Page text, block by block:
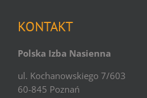
KONTAKT
Polska Izba Nasienna
ul. Kochanowskiego 7/603
60-845 Poznań